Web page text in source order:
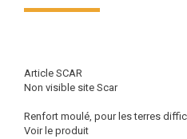
Article SCAR
Non visible site Scar
Renfort moulé, pour les terres
Voir le produit